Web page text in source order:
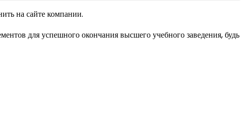
на сайте компании.
для успешного окончания высшего учебного заведения, будь